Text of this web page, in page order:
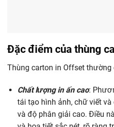
Đặc điểm của thùng
Thùng carton in Offset thường
Chất lượng in ấn cao:
tái tạo hình ảnh, chữ viết
và độ phân giải cao. Điều